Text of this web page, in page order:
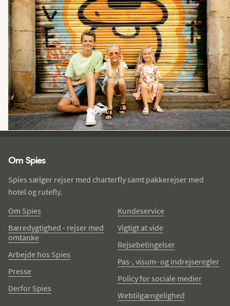
Om Spies
Spies sælger rejser med charterfly samt pakkerejser med
hotel og rutefly.
Om Spies
Bæredygtighed - rejser med
omtanke
Arbejde hos Spies
Presse
Derfor Spies
Kundeservice
Vigtigt at vide
Rejsebetingelser
Pas-, visum- og indrejseregler
Policy for sociale medier
Webtilgængelighed